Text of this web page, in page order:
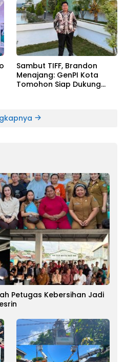
Sambut TIFF, Brandon
Menajang: ​GenPI Kota
Tomohon Siap Dukung
Petugas Kebersihan Jadi